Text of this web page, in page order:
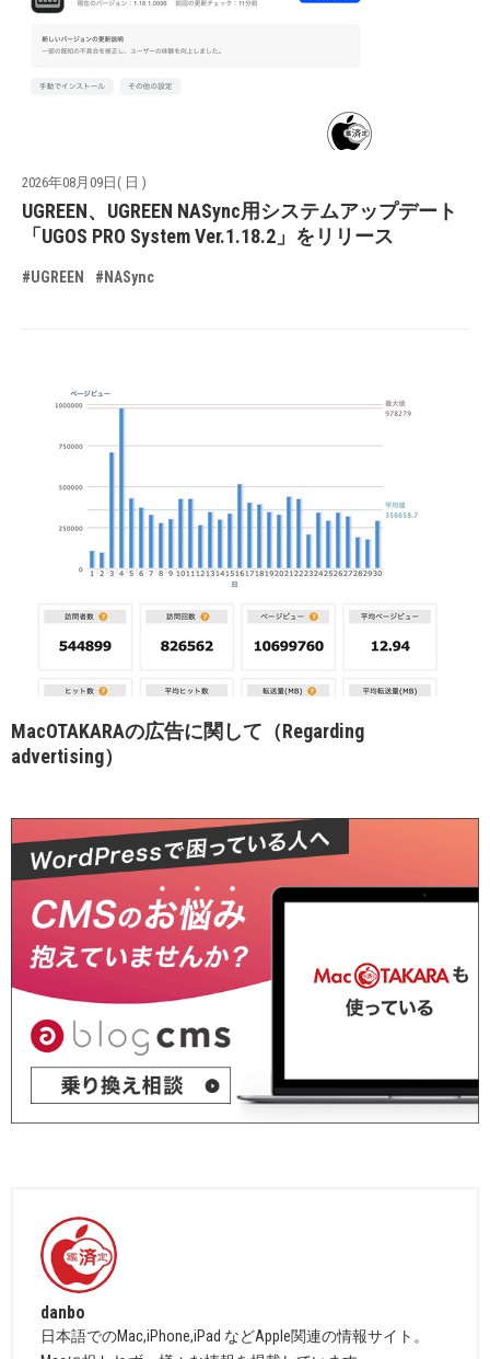
2026年08月09日( 日 )
UGREEN、UGREEN NASync用システムアップデート
「UGOS PRO System Ver.1.18.2」をリリース
#UGREEN #NASync
MacOTAKARAの広告に関して（Regarding
advertising）
danbo
日本語でのMac,iPhone,iPad などApple関連の情報サイト。